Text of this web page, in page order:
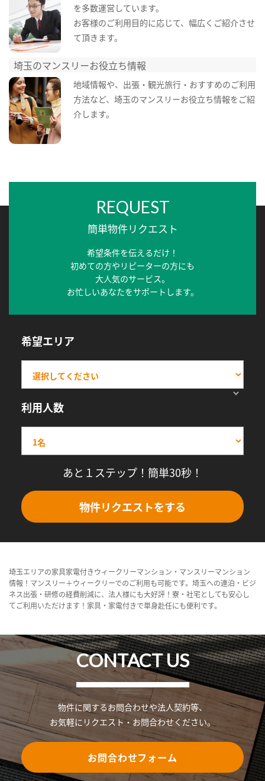
を多数運営しています。
お客様のご利用目的に応じて、幅広くご紹介させ
て頂きます。
埼玉のマンスリーお役立ち情報
地域情報や、出張・観光旅行・おすすめのご利用
方法など、埼玉のマンスリーお役立ち情報をご紹
介します。
REQUEST
簡単物件リクエスト
希望条件を伝えるだけ！
初めての方やリピーターの方にも
大人気のサービス。
お忙しいあなたをサポートします。
希望エリア
利用人数
あと１ステップ！簡単30秒！
物件リクエストをする
埼玉エリアの家具家電付きウィークリーマンション・マンスリーマンション
情報！マンスリー＋ウィークリーでのご利用も可能です。埼玉への連泊・ビジ
ネス出張・研修の経費削減に、法人様にも大好評！寮・社宅としても安心し
てご利用いただけます！家具・家電付きで単身赴任にも便利です。
CONTACT US
物件に関するお問合わせや法人契約等、
お気軽にリクエスト・お問合わせください。
お問合わせフォーム